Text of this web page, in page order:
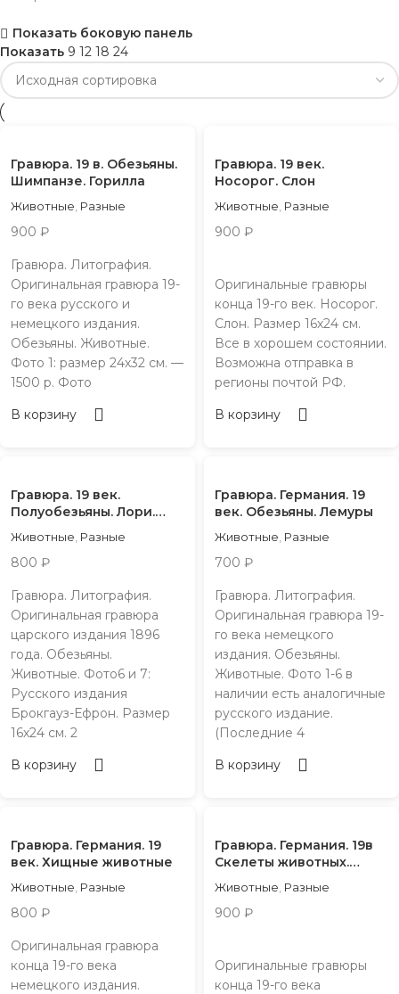
Показать боковую панель
Показать 9 12 18 24
Гравюра. 19 в. Обезьяны.
Шимпанзе. Горилла
Животные Разные
900 ₽
Гравюра. Литография.
Оригинальная гравюра 19-
го века русского и
немецкого издания.
Обезьяны. Животные.
Фото 1: размер 24х32 см. —
1500 р. Фото
В корзину
Гравюра. 19 век.
Носорог. Слон
Животные Разные
900 ₽
Оригинальные гравюры
конца 19-го век. Носорог.
Слон. Размер 16х24 см.
Все в хорошем состоянии.
Возможна отправка в
регионы почтой РФ.
В корзину
Гравюра. 19 век.
Полуобезьяны. Лори.
Животные Разные
800 ₽
Гравюра. Литография.
Оригинальная гравюра
царского издания 1896
года. Обезьяны.
Животные. Фото6 и 7:
Русского издания
Брокгауз-Ефрон. Размер
16х24 см. 2
В корзину
Гравюра. Германия. 19
век. Обезьяны. Лемуры
Животные Разные
700 ₽
Гравюра. Литография.
Оригинальная гравюра 19-
го века немецкого
издания. Обезьяны.
Животные. Фото 1-6 в
наличии есть аналогичные
русского издание.
(Последние 4
В корзину
Гравюра. Германия. 19
век. Хищные животные
Животные Разные
800 ₽
Оригинальная гравюра
конца 19-го века
немецкого издания.
Гравюра. Германия. 19в
Скелеты животных.
Животные Разные
900 ₽
Оригинальные гравюры
конца 19-го века